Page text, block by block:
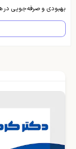
بهبودی و صرفه‌جویی در